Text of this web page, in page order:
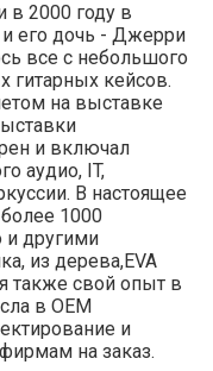
в 2000 году в
его дочь - Джерри
все с небольшого
гитарных кейсов.
на выставке
и включал
аудио, IT,
В настоящее
1000
и другими
из дерева,EVA
также свой опыт в
в OEM
и
на заказ.